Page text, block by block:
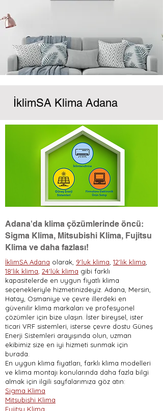
İklimSA Klima Adana
Adana'da klima çözümlerinde öncü:
Sigma Klima, Mitsubishi Klima, Fujitsu
Klima ve daha fazlası!
İklimSA Adana olarak, 9'luk klima 12'lik klima
18'lik klima 24'lük klima gibi farklı
kapasitelerde en uygun fiyatlı klima
seçenekleriyle hizmetinizdeyiz. Adana, Mersin,
Hatay, Osmaniye ve çevre illerdeki en
güvenilir klima markaları ve profesyonel
çözümler için bize ulaşın. İster bireysel, ister
ticari VRF sistemleri, isterse çevre dostu Güneş
Enerji Sistemleri arayışında olun, uzman
ekibimiz size en iyi hizmeti sunmak için
burada.
En uygun klima fiyatları, farklı klima modelleri
ve klima montajı konularında daha fazla bilgi
almak için ilgili sayfalarımıza göz atın:
Sigma Klima
Mitsubishi Klima
Fujitsu Klima